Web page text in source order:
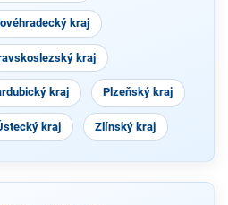
kraj
kraj
kraj Plzeňský kraj
kraj Zlínský kraj